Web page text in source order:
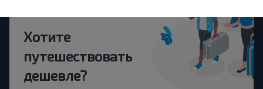
Хотите
путешествовать
дешевле?